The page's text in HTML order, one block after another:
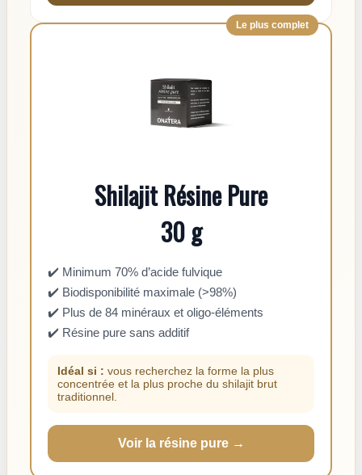
Le plus complet
Shilajit Résine Pure
30 g
✔️ Minimum 70% d’acide fulvique
✔️ Biodisponibilité maximale (>98%)
✔️ Plus de 84 minéraux et oligo-éléments
✔️ Résine pure sans additif
Idéal si : vous recherchez la forme la plus
concentrée et la plus proche du shilajit brut
traditionnel.
Voir la résine pure →